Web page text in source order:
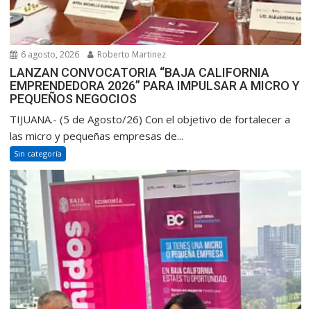
6 agosto, 2026 Roberto Martinez
LANZAN CONVOCATORIA “BAJA CALIFORNIA
EMPRENDEDORA 2026” PARA IMPULSAR A MICRO Y
PEQUEÑOS NEGOCIOS
TIJUANA.- (5 de Agosto/26) Con el objetivo de fortalecer a
las micro y pequeñas empresas de...
Sin categoría